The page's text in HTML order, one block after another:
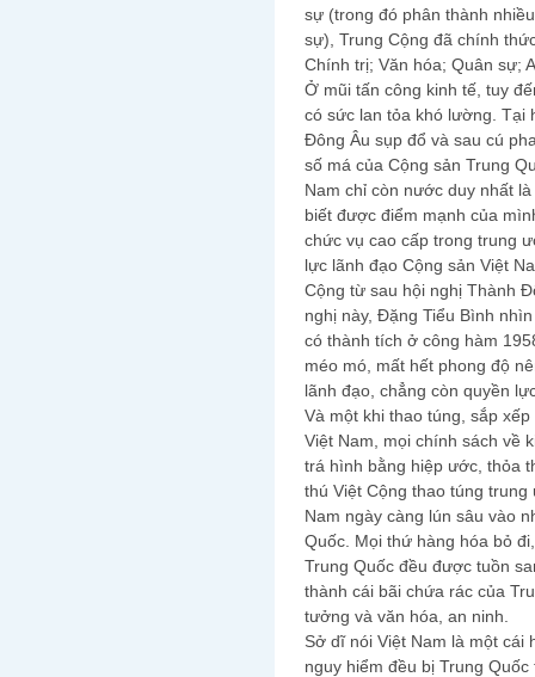
sự (trong đó phân thành
sự), Trung Cộng đã chính
Chính trị; Văn hóa; Quân sự;
Ở mũi tấn công kinh tế, tuy
có sức lan tỏa khó lường. Tại
Đông Âu sụp đổ và sau cú
số má của Cộng sản Trung
Nam chỉ còn nước duy nhất
biết được điểm mạnh của
chức vụ cao cấp trong trung
lực lãnh đạo Cộng sản Việt
Cộng từ sau hội nghị Thành
nghị này, Đặng Tiểu Bình
có thành tích ở công hàm
méo mó, mất hết phong độ
lãnh đạo, chẳng còn quyền
Và một khi thao túng, sắp
Việt Nam, mọi chính sách về
trá hình bằng hiệp ước, thỏa
thú Việt Cộng thao túng
Nam ngày càng lún sâu vào
Quốc. Mọi thứ hàng hóa bỏ
Trung Quốc đều được tuồn
thành cái bãi chứa rác của
tưởng và văn hóa, an ninh.
Sở dĩ nói Việt Nam là một cái
nguy hiểm đều bị Trung